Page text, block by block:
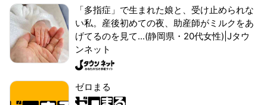
「多指症」で生まれた娘と、受け止められな
い私。産後初めての夜、助産師がミルクをあ
げてるのを見て...(静岡県・20代女性)|Jタウ
ンネット
ゼロまる